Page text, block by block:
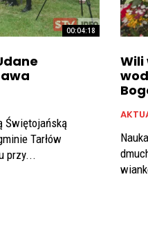
00:04:18
Świętojańską
Tarłów
przy...
Wili